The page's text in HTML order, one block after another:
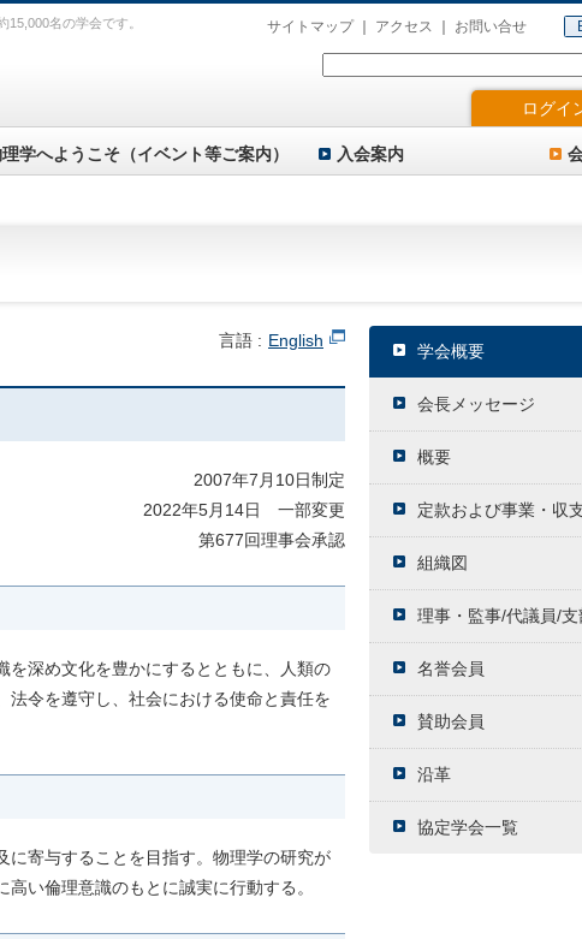
名の学会です。 サイトマップ アクセス お問い合せ
ログイ
学へようこそ（イベント等ご案内） 入会案内
言語 : English
2007年7月10日制定
2022年5月14日 一部変更
第677回理事会承認
を深め文化を豊かにするとともに、人類の
令を遵守し、社会における使命と責任を
に寄与することを目指す。物理学の研究が
い倫理意識のもとに誠実に行動する。
学会概要
会長メッセージ
概要
定款および事業・収
組織図
理事・監事/代議員/支
名誉会員
賛助会員
沿革
協定学会一覧